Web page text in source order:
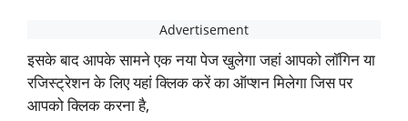
इसके बाद आपके सामने एक नया पेज खुलेगा जहां आपको लॉगिन या
रजिस्ट्रेशन के लिए यहां क्लिक करें का ऑप्शन मिलेगा जिस पर
आपको क्लिक करना है,